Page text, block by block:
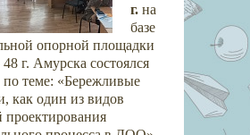
г. на
базе
опорной площадки
г. Амурска состоялся
по теме: «Бережливые
как один из видов